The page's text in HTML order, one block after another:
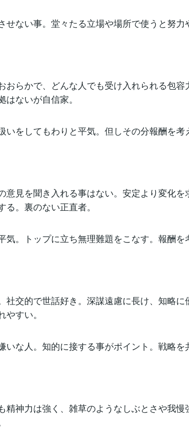
せない事。堂々たる立場や場所で使うと努力
おらかで、どんな人でも受け入れられる包容
ないが自信家。
いをしてもわりと平気。但しその分報酬を考
意見を聞き入れる事はない。安定より変化を
。裏のない正直者。
気。トップに立ち無理難題をこなす。報酬を
社交的で世話好き。深謀遠慮に長け、知略に
すい。
いな人。知的に接する事がポイント。戦略を
精神力は強く、雑草のようなしぶとさや我慢